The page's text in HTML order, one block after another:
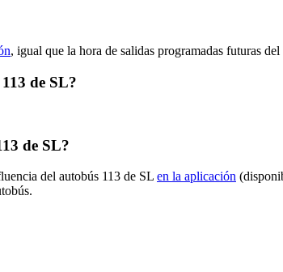
, igual que la hora de salidas programadas futuras del
de SL?
de SL?
del autobús 113 de SL en la aplicación